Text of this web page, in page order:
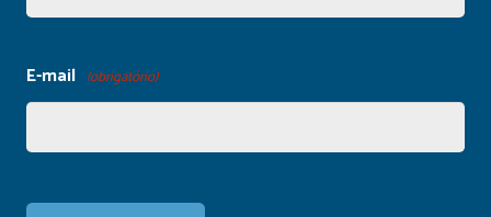
E-mail (obrigatório)